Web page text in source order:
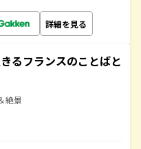
詳細を見る
るフランスのことばと
絶景